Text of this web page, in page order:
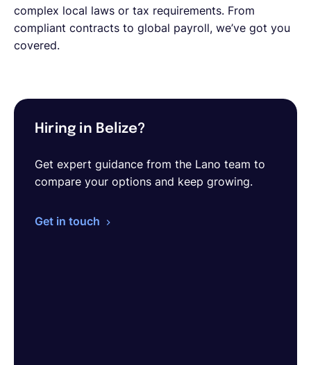
complex local laws or tax requirements. From
compliant contracts to global payroll, we’ve got you
covered.
Hiring in Belize?
Get expert guidance from the Lano team to
compare your options and keep growing.
Get in touch